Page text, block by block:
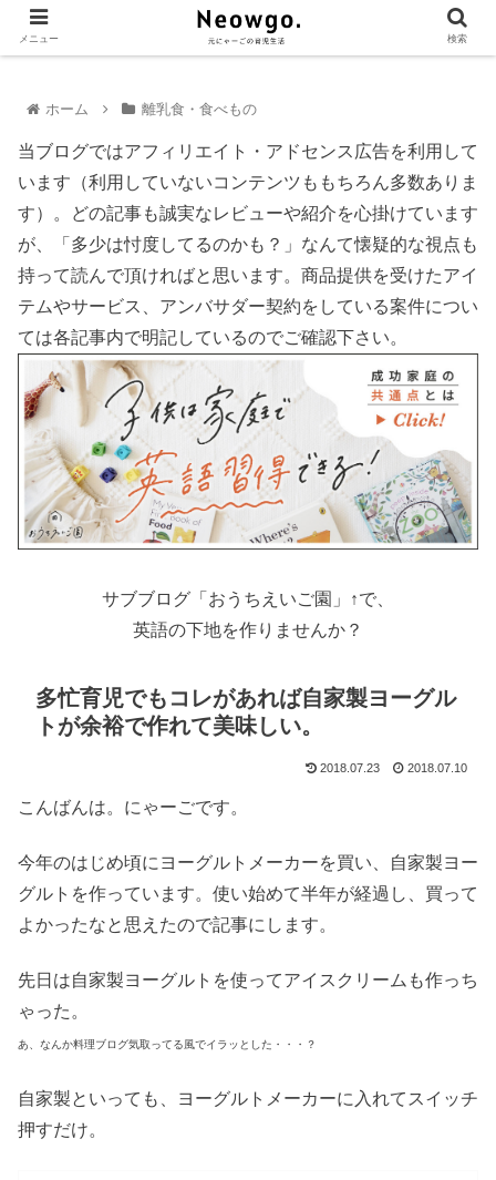
ホーム 離乳食・食べもの
当ブログではアフィリエイト・アドセンス広告を利用して
います（利用していないコンテンツももちろん多数ありま
す）。どの記事も誠実なレビューや紹介を心掛けています
が、「多少は忖度してるのかも？」なんて懐疑的な視点も
持って読んで頂ければと思います。商品提供を受けたアイ
テムやサービス、アンバサダー契約をしている案件につい
ては各記事内で明記しているのでご確認下さい。
サブブログ「おうちえいご園」↑で、
英語の下地を作りませんか？
多忙育児でもコレがあれば自家製ヨーグル
トが余裕で作れて美味しい。
2018.07.23 2018.07.10
こんばんは。にゃーごです。
今年のはじめ頃にヨーグルトメーカーを買い、自家製ヨー
グルトを作っています。使い始めて半年が経過し、買って
よかったなと思えたので記事にします。
先日は自家製ヨーグルトを使ってアイスクリームも作っち
ゃった。
あ、なんか料理ブログ気取ってる風でイラッとした・・・？
自家製といっても、ヨーグルトメーカーに入れてスイッチ
押すだけ。
メニュー 検索